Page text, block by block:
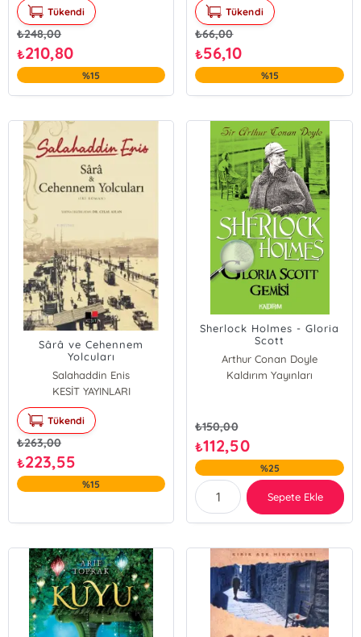
Tükendi
₺248,00
₺210,80
%15
Tükendi
₺66,00
₺56,10
%15
Sârâ ve Cehennem
Yolcuları
Salahaddin Enis
KESİT YAYINLARI
Tükendi
₺263,00
₺223,55
%15
Sherlock Holmes - Gloria
Scott
Arthur Conan Doyle
Kaldırım Yayınları
₺150,00
₺112,50
%25
Sepete Ekle